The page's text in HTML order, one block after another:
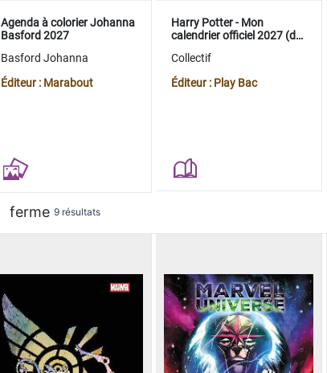
Agenda à colorier Johanna
Basford 2027
Basford Johanna
Éditeur : Marabout
Harry Potter - Mon
calendrier officiel 2027 (de
Collectif
Éditeur : Play Bac
ferme 9 résultats